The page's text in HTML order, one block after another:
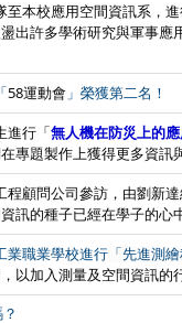
本校應用空間資訊系，
出許多學術研究與軍事應
58運動會 」榮獲第二名！
進行「無人機在防災上的
專題製作上獲得更多資訊
顧問公司參訪，由劉新
訊的種子已經在學子的心
業職業學校進行 「先進測
以加入測量及空間資訊的